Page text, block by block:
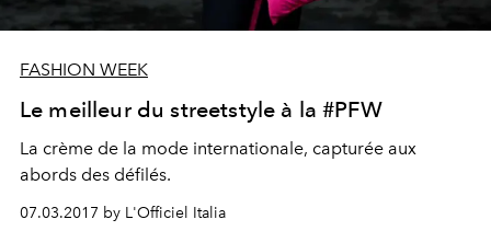
FASHION WEEK
Le meilleur du streetstyle à la #PFW
La crème de la mode internationale, capturée aux
abords des défilés.
07.03.2017 by L'Officiel Italia